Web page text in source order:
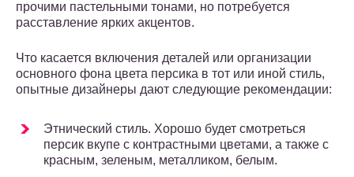
прочими пастельными тонами, но потребуется
расставление ярких акцентов.
Что касается включения деталей или организации
основного фона цвета персика в тот или иной стиль,
опытные дизайнеры дают следующие рекомендации:
Этнический стиль. Хорошо будет смотреться
персик вкупе с контрастными цветами, а также с
красным, зеленым, металликом, белым.